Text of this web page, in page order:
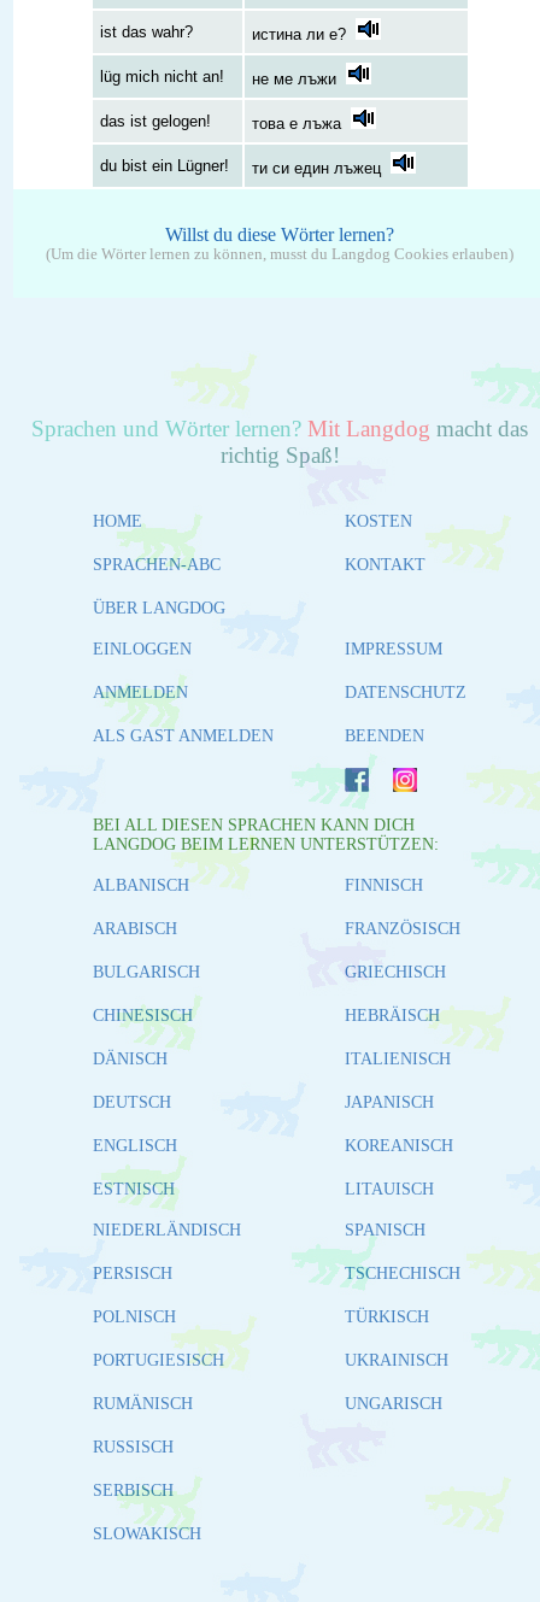
ist das wahr? истина ли е?
lüg mich nicht an! не ме лъжи
das ist gelogen! това е лъжа
du bist ein Lügner! ти си един лъжец
Willst du diese Wörter lernen?
(Um die Wörter lernen zu können, musst du Langdog Cookies erlauben)
Sprachen und Wörter lernen? Mit Langdog macht das
richtig Spaß!
HOME
SPRACHEN-ABC
ÜBER LANGDOG
KOSTEN
KONTAKT
EINLOGGEN
ANMELDEN
ALS GAST ANMELDEN
IMPRESSUM
DATENSCHUTZ
BEENDEN
BEI ALL DIESEN SPRACHEN KANN DICH
LANGDOG BEIM LERNEN UNTERSTÜTZEN:
ALBANISCH
ARABISCH
BULGARISCH
CHINESISCH
DÄNISCH
DEUTSCH
ENGLISCH
ESTNISCH
FINNISCH
FRANZÖSISCH
GRIECHISCH
HEBRÄISCH
ITALIENISCH
JAPANISCH
KOREANISCH
LITAUISCH
NIEDERLÄNDISCH
PERSISCH
POLNISCH
PORTUGIESISCH
RUMÄNISCH
RUSSISCH
SERBISCH
SLOWAKISCH
SPANISCH
TSCHECHISCH
TÜRKISCH
UKRAINISCH
UNGARISCH